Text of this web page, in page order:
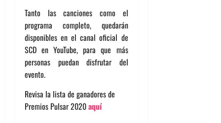
Tanto las canciones como el
programa completo, quedarán
disponibles en el canal oficial de
SCD en YouTube, para que más
personas puedan disfrutar del
evento.
Revisa la lista de ganadores de
Premios Pulsar 2020aquí